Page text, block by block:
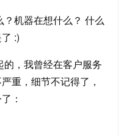
机器在想什么？ 什么
:)
的，我曾经在客户服务
重，细节不记得了，
：